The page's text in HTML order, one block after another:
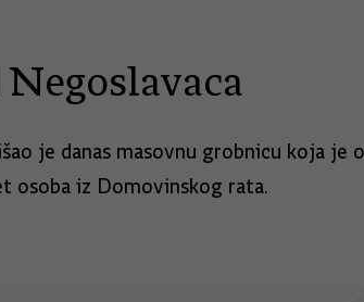
je danas masovnu grobnicu koja je
osoba iz Domovinskog rata.